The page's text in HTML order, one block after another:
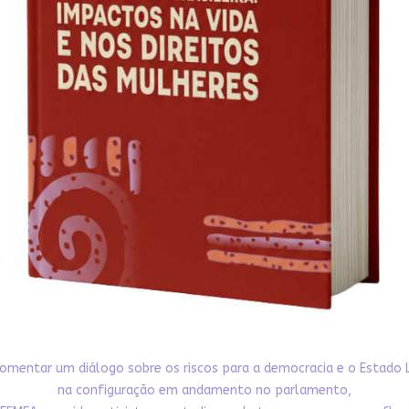
um diálogo sobre os riscos para a democracia e o Estado
na configuração em andamento no parlamento,